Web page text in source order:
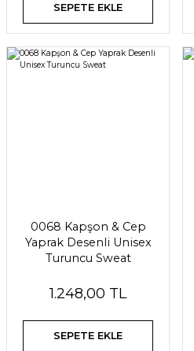
SEPETE EKLE
0068 Kapşon & Cep
Yaprak Desenli Unisex
Turuncu Sweat
1.248,00 TL
SEPETE EKLE